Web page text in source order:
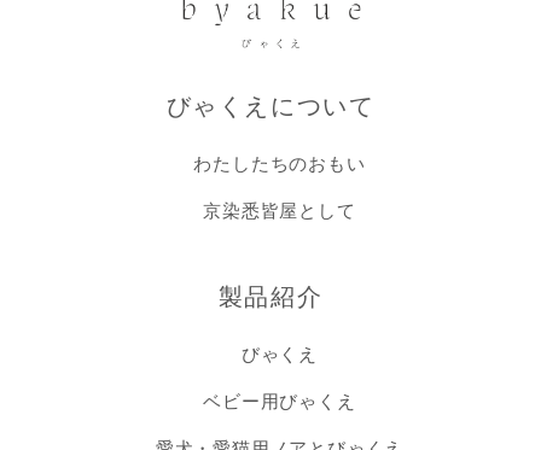
びゃくえについて
わたしたちのおもい
京染悉皆屋として
製品紹介
びゃくえ
ベビー用びゃくえ